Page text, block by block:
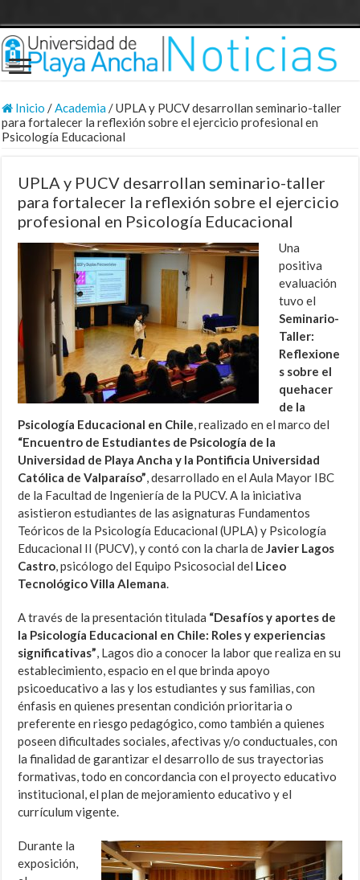
Inicio /Academia/UPLA y PUCV desarrollan seminario-taller
para fortalecer la reflexión sobre el ejercicio profesional en
Psicología Educacional
UPLA y PUCV desarrollan seminario-taller
para fortalecer la reflexión sobre el ejercicio
profesional en Psicología Educacional
Una
positiva
evaluación
tuvo el
Seminario-
Taller:
Reflexione
s sobre el
quehacer
de la
Psicología Educacional en Chile, realizado en el marco del
“Encuentro de Estudiantes de Psicología de la
Universidad de Playa Ancha y la Pontificia Universidad
Católica de Valparaíso”, desarrollado en el Aula Mayor IBC
de la Facultad de Ingeniería de la PUCV. A la iniciativa
asistieron estudiantes de las asignaturas Fundamentos
Teóricos de la Psicología Educacional (UPLA) y Psicología
Educacional II (PUCV), y contó con la charla deJavier Lagos
Castro, psicólogo del Equipo Psicosocial del Liceo
Tecnológico Villa Alemana.
A través de la presentación titulada “Desafíos y aportes de
la Psicología Educacional en Chile: Roles y experiencias
significativas”, Lagos dio a conocer la labor que realiza en su
establecimiento, espacio en el que brinda apoyo
psicoeducativo a las y los estudiantes y sus familias, con
énfasis en quienes presentan condición prioritaria o
preferente en riesgo pedagógico, como también a quienes
poseen dificultades sociales, afectivas y/o conductuales, con
la finalidad de garantizar el desarrollo de sus trayectorias
formativas, todo en concordancia con el proyecto educativo
institucional, el plan de mejoramiento educativo y el
currículum vigente.
Durante la
exposición,